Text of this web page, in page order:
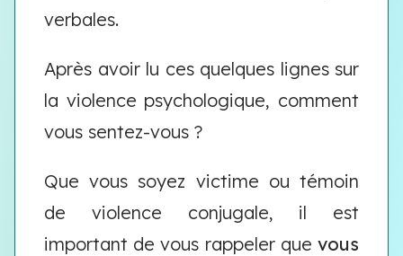
verbales.
Après avoir lu ces quelques lignes sur
la violence psychologique, comment
vous sentez-vous ?
Que vous soyez victime ou témoin
de violence conjugale, il est
important de vous rappeler que vous